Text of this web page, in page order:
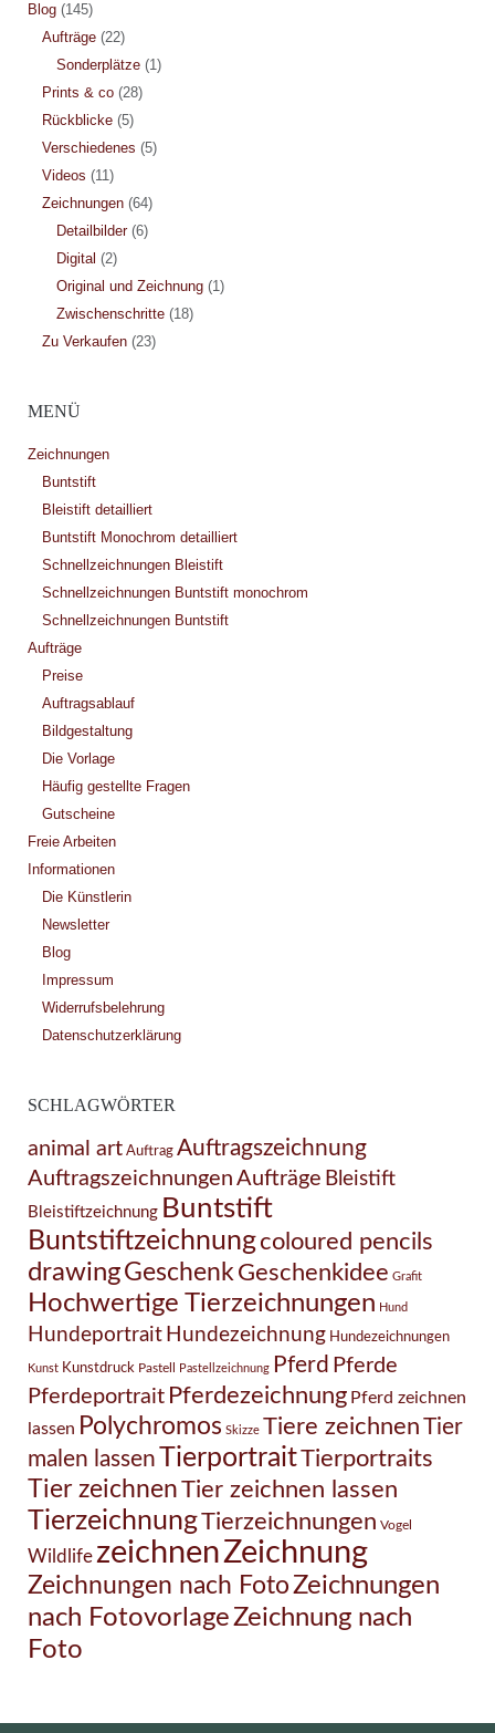
Blog(145)
Aufträge(22)
Sonderplätze(1)
Prints & co(28)
Rückblicke(5)
Verschiedenes (5)
Videos (11)
Zeichnungen(64)
Detailbilder(6)
Digital (2)
Original und Zeichnung(1)
Zwischenschritte(18)
Zu Verkaufen(23)
MENÜ
Zeichnungen
Buntstift
Bleistift detailliert
Buntstift Monochrom detailliert
Schnellzeichnungen Bleistift
Schnellzeichnungen Buntstift monochrom
Schnellzeichnungen Buntstift
Aufträge
Preise
Auftragsablauf
Bildgestaltung
Die Vorlage
Häufig gestellte Fragen
Gutscheine
Freie Arbeiten
Informationen
Die Künstlerin
Newsletter
Blog
Impressum
Widerrufsbelehrung
Datenschutzerklärung
SCHLAGWÖRTER
animal art Auftrag Auftragszeichnung
Auftragszeichnungen Aufträge Bleistift
Bleistiftzeichnung Buntstift
Buntstiftzeichnungcoloured pencils
drawingGeschenk Geschenkidee Grafit
Hochwertige Tierzeichnungen Hund
Hundeportrait Hundezeichnung Hundezeichnungen
Kunst Kunstdruck Pastell Pastellzeichnung Pferd Pferde
Pferdeportrait Pferdezeichnung Pferd zeichnen
lassen Polychromos Skizze Tiere zeichnenTier
malen lassenTierportraitTierportraits
Tier zeichnenTier zeichnen lassen
TierzeichnungTierzeichnungen Vogel
Wildlife zeichnenZeichnung
Zeichnungen nach FotoZeichnungen
nach FotovorlageZeichnung nach
Foto